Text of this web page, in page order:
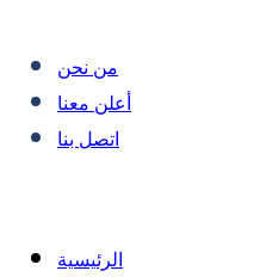
من نحن
أعلن معنا
اتصل بنا
الرئيسية